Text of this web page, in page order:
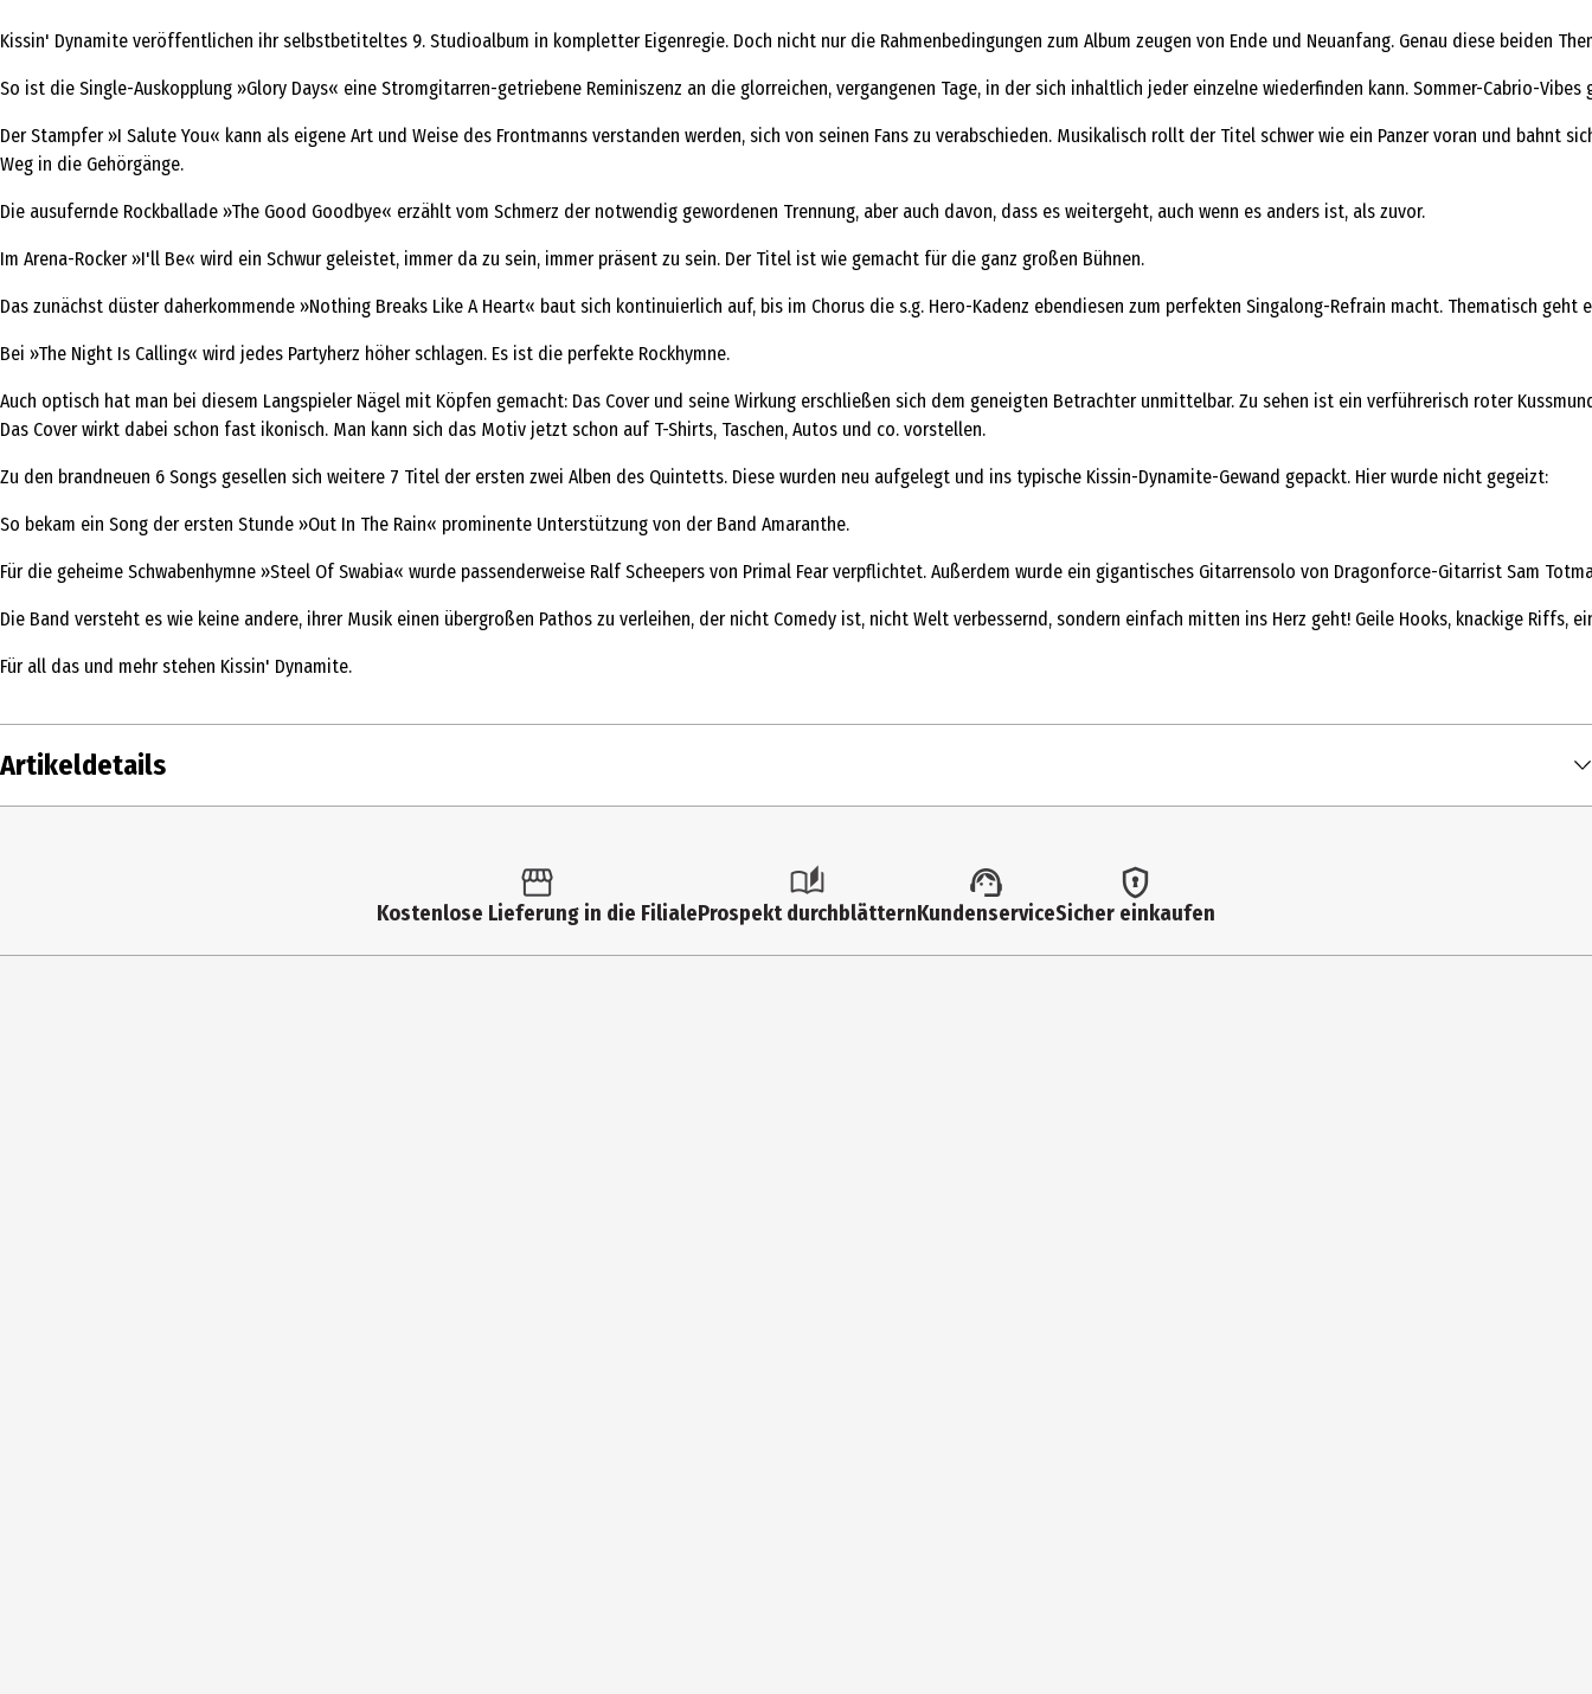
Kissin' Dynamite veröffentlichen ihr selbstbetiteltes 9. Studioalbum in kompletter Eigenregie. Doch nicht nur die Rahmenbedingungen zum Album zeugen von Ende und Neuanfang. Genau diese beiden
So ist die Single-Auskopplung »Glory Days« eine Stromgitarren-getriebene Reminiszenz an die glorreichen, vergangenen Tage, in der sich inhaltlich jeder einzelne wiederfinden kann. Sommer-Cabrio-Vibes
Der Stampfer »I Salute You« kann als eigene Art und Weise des Frontmanns verstanden werden, sich von seinen Fans zu verabschieden. Musikalisch rollt der Titel schwer wie ein Panzer voran und
Weg in die Gehörgänge.
Die ausufernde Rockballade »The Good Goodbye« erzählt vom Schmerz der notwendig gewordenen Trennung, aber auch davon, dass es weitergeht, auch wenn es anders ist, als zuvor.
Im Arena-Rocker »I'll Be« wird ein Schwur geleistet, immer da zu sein, immer präsent zu sein. Der Titel ist wie gemacht für die ganz großen Bühnen.
Das zunächst düster daherkommende »Nothing Breaks Like A Heart« baut sich kontinuierlich auf, bis im Chorus die s.g. Hero-Kadenz ebendiesen zum perfekten Singalong-Refrain macht. Thematisch geht
Bei »The Night Is Calling« wird jedes Partyherz höher schlagen. Es ist die perfekte Rockhymne.
Auch optisch hat man bei diesem Langspieler Nägel mit Köpfen gemacht: Das Cover und seine Wirkung erschließen sich dem geneigten Betrachter unmittelbar. Zu sehen ist ein verführerisch roter
Das Cover wirkt dabei schon fast ikonisch. Man kann sich das Motiv jetzt schon auf T-Shirts, Taschen, Autos und co. vorstellen.
Zu den brandneuen 6 Songs gesellen sich weitere 7 Titel der ersten zwei Alben des Quintetts. Diese wurden neu aufgelegt und ins typische Kissin-Dynamite-Gewand gepackt. Hier wurde nicht gegeizt:
So bekam ein Song der ersten Stunde »Out In The Rain« prominente Unterstützung von der Band Amaranthe.
Für die geheime Schwabenhymne »Steel Of Swabia« wurde passenderweise Ralf Scheepers von Primal Fear verpflichtet. Außerdem wurde ein gigantisches Gitarrensolo von Dragonforce-Gitarrist Sam
Die Band versteht es wie keine andere, ihrer Musik einen übergroßen Pathos zu verleihen, der nicht Comedy ist, nicht Welt verbessernd, sondern einfach mitten ins Herz geht! Geile Hooks, knackige Riffs,
Für all das und mehr stehen Kissin' Dynamite.
Artikeldetails
Kissin Dynamite
Kostenlose Lieferung in die FilialeProspekt durchblätternKundenserviceSicher einkaufen